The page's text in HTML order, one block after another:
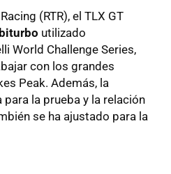
(RTR), el TLX GT
utilizado
World Challenge Series,
con los grandes
Peak. Además, la
la prueba y la relación
se ha ajustado para la